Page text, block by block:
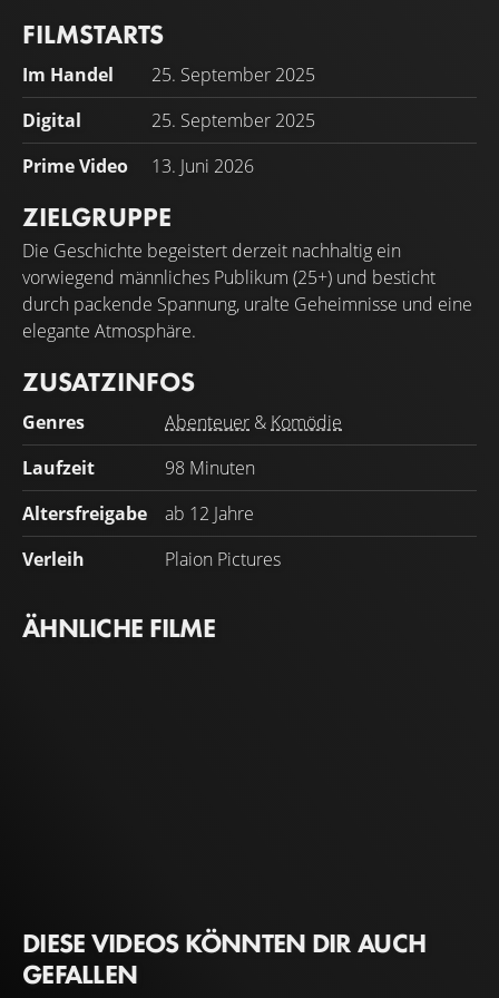
FILMSTARTS
Im Handel
25. September 2025
Digital
25. September 2025
Prime Video
13. Juni 2026
ZIELGRUPPE
Die Geschichte begeistert derzeit nachhaltig ein
vorwiegend männliches Publikum (25+) und besticht
durch packende Spannung, uralte Geheimnisse und eine
elegante Atmosphäre.
ZUSATZINFOS
Genres Abenteuer & Komödie
Laufzeit
98 Minuten
Altersfreigabe
ab 12 Jahre
Verleih
Plaion Pictures
ÄHNLICHE FILME
DIESE VIDEOS KÖNNTEN DIR AUCH
GEFALLEN